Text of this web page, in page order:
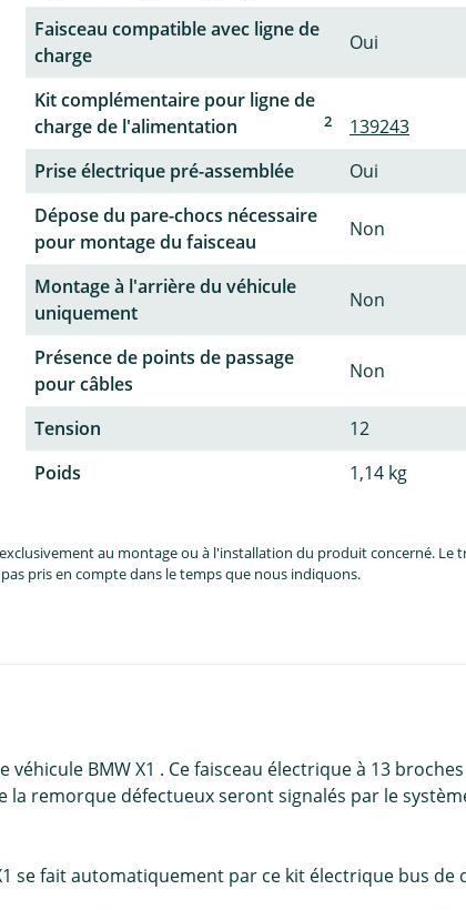
Faisceau compatible avec ligne de
charge
Oui
Kit complémentaire pour ligne de
charge de l'alimentation
2
139243
Prise électrique pré-assemblée
Oui
Dépose du pare-chocs nécessaire
pour montage du faisceau
Non
Montage à l'arrière du véhicule
uniquement
Non
Présence de points de passage
pour câbles
Non
Tension
12
Poids
1,14 kg
au montage ou à l'installation du produit concerné. Le
pris en compte dans le temps que nous indiquons.
BMW X1 . Ce faisceau électrique à 13
remorque défectueux seront signalés par le
fait automatiquement par ce kit électrique bus de